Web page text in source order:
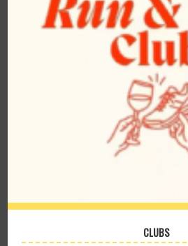
CLUBS